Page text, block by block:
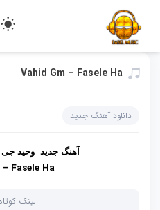
Vahid Gm – Fasele Ha‏
دانلود آهنگ جدید
آهنگ جدید وحید جی
Fasele Ha
لینک